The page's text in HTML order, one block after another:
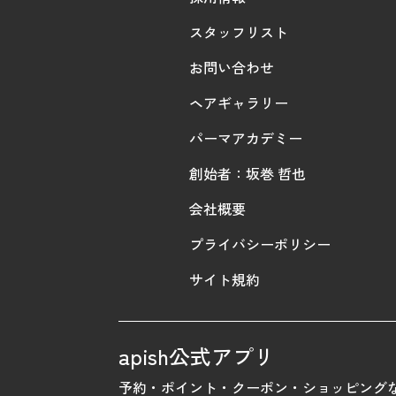
スタッフリスト
お問い合わせ
ヘアギャラリー
パーマアカデミー
創始者：坂巻 哲也
会社概要
プライバシーポリシー
サイト規約
apish公式アプリ
予約・ポイント・クーポン・ショッピング